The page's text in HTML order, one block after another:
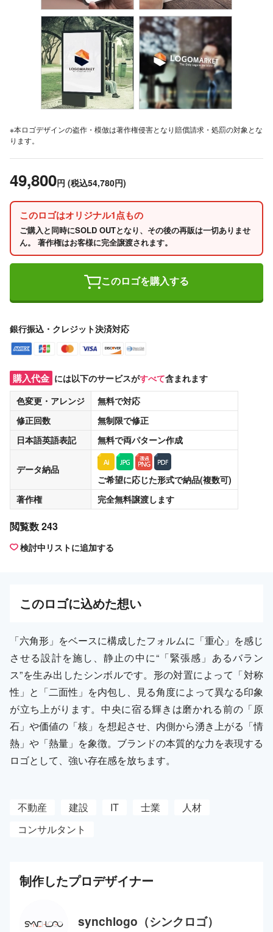
※本ロゴデザインの盗作・模倣は著作権侵害となり賠償請求・処罰の対象とな
ります。
49,800円 (税込54,780円)
このロゴはオリジナル1点もの
ご購入と同時にSOLD OUTとなり、その後の再販は一切ありませ
ん。 著作権はお客様に完全譲渡されます。
このロゴを購入する
銀行振込・クレジット決済対応
購入代金 には以下のサービスがすべて含まれます
色変更・アレンジ
無料で対応
修正回数
無制限で修正
日本語英語表記
無料で両パターン作成
データ納品
ご希望に応じた形式で納品(複数可)
著作権
完全無料譲渡します
閲覧数 243
検討中リストに追加する
このロゴに込めた想い
「六角形」をベースに構成したフォルムに「重心」を感じ
させる設計を施し、静止の中に“「緊張感」あるバラン
ス”を生み出したシンボルです。形の対置によって「対称
性」と「二面性」を内包し、見る角度によって異なる印象
が立ち上がります。中央に宿る輝きは磨かれる前の「原
石」や価値の「核」を想起させ、内側から湧き上がる「情
熱」や「熱量」を象徴。ブランドの本質的な力を表現する
ロゴとして、強い存在感を放ちます。
不動産 建設 IT 士業
人材
コンサルタント
制作したプロデザイナー
synchlogo（シンクロゴ）